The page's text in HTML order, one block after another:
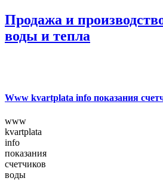
Продажа и
воды и тепла
Www kvartplata info показания
www
kvartplata
info
показания
счетчиков
воды